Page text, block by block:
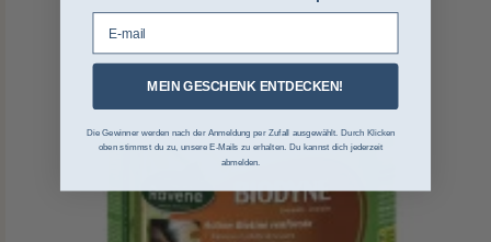
MEIN GESCHENK ENTDECKEN!
Die Gewinner werden nach der Anmeldung per Zufall ausgewählt. Durch Klicken
oben stimmst du zu, unsere E-Mails zu erhalten. Du kannst dich jederzeit
abmelden.